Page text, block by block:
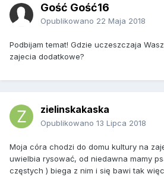
Gość Gość16
Opublikowano 22 Maja 2018
Podbijam temat! Gdzie uczeszczaja
zajecia dodatkowe?
zielinskakaska
Opublikowano 13 Lipca 2018
Moja córa chodzi do domu kultury na
uwielbia rysować, od niedawna mamy
częstych ) biega z nim i się bawi tak